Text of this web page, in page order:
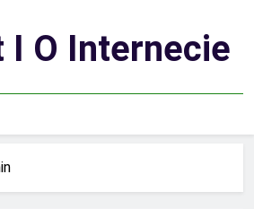
I O Internecie